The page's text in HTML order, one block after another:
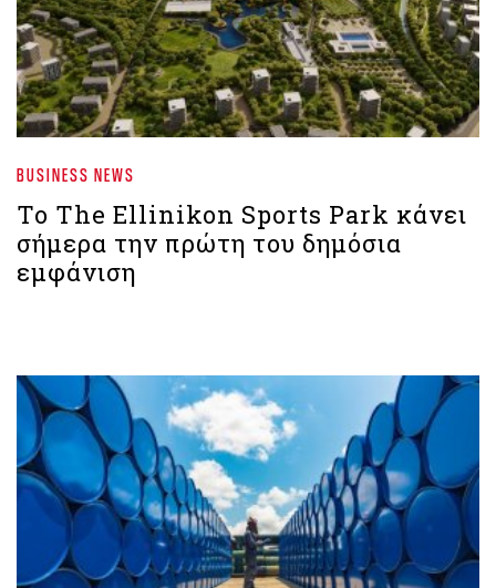
BUSINESS NEWS
Το The Ellinikon Sports Park κάνει
σήμερα την πρώτη του δημόσια
εμφάνιση